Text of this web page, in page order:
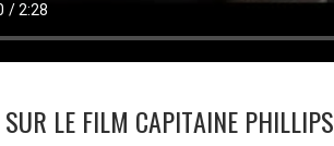
LE FILM CAPITAINE PHILLIPS